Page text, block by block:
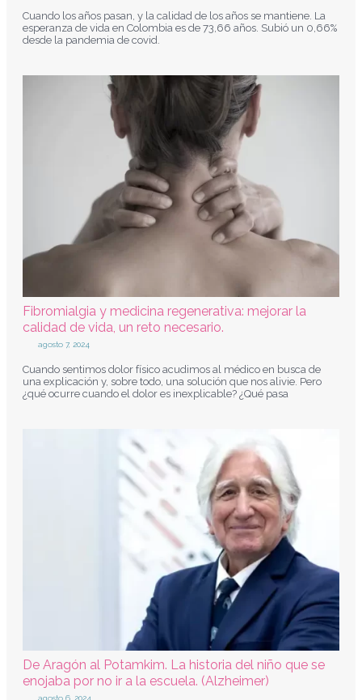
Cuando los años pasan, y la calidad de los años se mantiene. La
esperanza de vida en Colombia es de 73,66 años. Subió un 0,66%
desde la pandemia de covid.
Fibromialgia y medicina regenerativa: mejorar la
calidad de vida, un reto necesario.
agosto 7, 2024
Cuando sentimos dolor físico acudimos al médico en busca de
una explicación y, sobre todo, una solución que nos alivie. Pero
¿qué ocurre cuando el dolor es inexplicable? ¿Qué pasa
De Aragón al Potamkim. La historia del niño que se
enojaba por no ir a la escuela. (Alzheimer)
agosto 6, 2024